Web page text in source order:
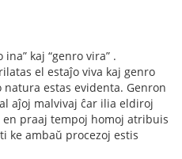
ina” kaj “genro vira” .
el estaĵo viva kaj genro
estas evidenta. Genron
aĵoj malvivaj ĉar ilia eldiroj
praaj tempoj homoj atribuis
ke ambaŭ procezoj estis